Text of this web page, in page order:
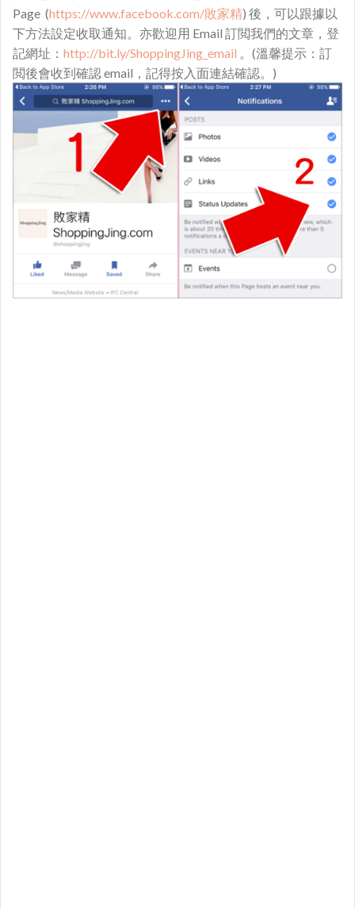
Page (https://www.facebook.com/敗家精) 後，可以跟據以
下方法設定收取通知。亦歡迎用 Email 訂閲我們的文章，登
記網址： http://bit.ly/ShoppingJing_email 。(溫馨提示：訂
閲後會收到確認 email，記得按入面連結確認。)